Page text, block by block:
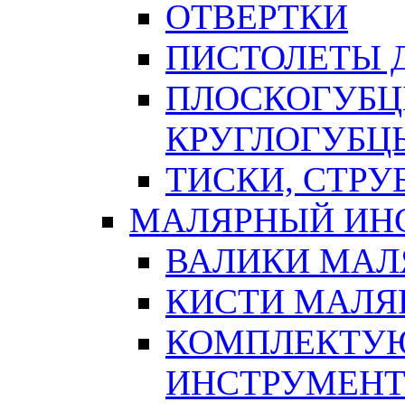
ОТВЕРТКИ
ПИСТОЛЕТЫ
ТИСКИ,
МАЛЯРНЫЙ
ВАЛИКИ
КИСТИ